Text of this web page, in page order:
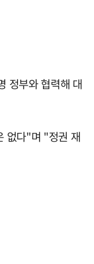
정부와 협력해 대
없다"며 "정권 재